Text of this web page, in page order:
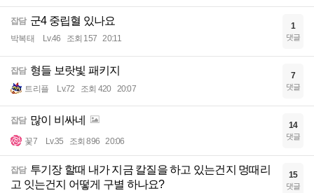
잡담 군4 중립혈 있나요
박복태 Lv.46 조회 157 20:11
1
댓글
잡담 형들 보랏빛 패키지
트리플 Lv.72 조회 420 20:07
7
댓글
잡담 많이 비싸네
꽃7 Lv.35 조회 896 20:06
14
댓글
잡담 투기장 할때 내가 지금 칼질을 하고 있는건지 멍때리
고 잇는건지 어떻게 구별 하나요?
15
댓글